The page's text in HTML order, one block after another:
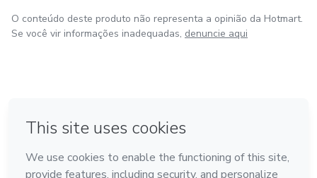
O conteúdo deste produto não representa a opinião da Hotmart.
Se você vir informações inadequadas, denuncie aqui
Feito com ❤ na Cidade do México